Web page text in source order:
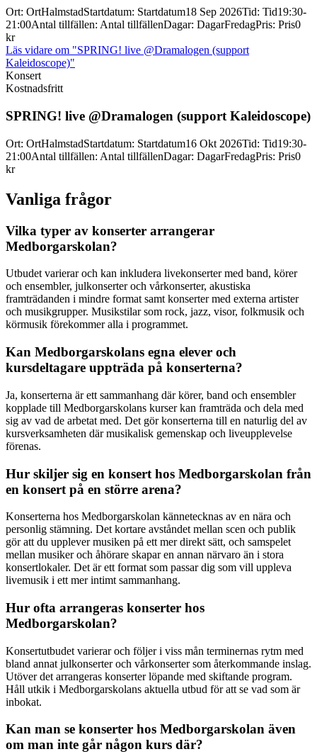
Ort: OrtHalmstadStartdatum: Startdatum18 Sep 2026Tid: Tid19:30-
21:00Antal tillfällen: Antal tillfällenDagar: DagarFredagPris: Pris0
kr
Läs vidare om "SPRING! live @Dramalogen (support
Kaleidoscope)"
Konsert
Kostnadsfritt
SPRING! live @Dramalogen (support Kaleidoscope)
Ort: OrtHalmstadStartdatum: Startdatum16 Okt 2026Tid: Tid19:30-
21:00Antal tillfällen: Antal tillfällenDagar: DagarFredagPris: Pris0
kr
Vanliga frågor
Vilka typer av konserter arrangerar
Medborgarskolan?
Utbudet varierar och kan inkludera livekonserter med band, körer
och ensembler, julkonserter och vårkonserter, akustiska
framträdanden i mindre format samt konserter med externa artister
och musikgrupper. Musikstilar som rock, jazz, visor, folkmusik och
körmusik förekommer alla i programmet.
Kan Medborgarskolans egna elever och
kursdeltagare uppträda på konserterna?
Ja, konserterna är ett sammanhang där körer, band och ensembler
kopplade till Medborgarskolans kurser kan framträda och dela med
sig av vad de arbetat med. Det gör konserterna till en naturlig del av
kursverksamheten där musikalisk gemenskap och liveupplevelse
förenas.
Hur skiljer sig en konsert hos Medborgarskolan från
en konsert på en större arena?
Konserterna hos Medborgarskolan kännetecknas av en nära och
personlig stämning. Det kortare avståndet mellan scen och publik
gör att du upplever musiken på ett mer direkt sätt, och samspelet
mellan musiker och åhörare skapar en annan närvaro än i stora
konsertlokaler. Det är ett format som passar dig som vill uppleva
livemusik i ett mer intimt sammanhang.
Hur ofta arrangeras konserter hos
Medborgarskolan?
Konsertutbudet varierar och följer i viss mån terminernas rytm med
bland annat julkonserter och vårkonserter som återkommande inslag.
Utöver det arrangeras konserter löpande med skiftande program.
Håll utkik i Medborgarskolans aktuella utbud för att se vad som är
inbokat.
Kan man se konserter hos Medborgarskolan även
om man inte går någon kurs där?